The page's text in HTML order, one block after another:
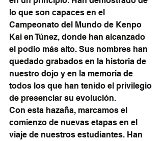
lo que son capaces en el
Campeonato del Mundo de Kenpo
Kai en Túnez, donde han alcanzado
el podio más alto. Sus nombres han
quedado grabados en la historia de
nuestro dojo y en la memoria de
todos los que han tenido el privilegio
de presenciar su evolución.
Con esta hazaña, marcamos el
comienzo de nuevas etapas en el
viaje de nuestros estudiantes. Han